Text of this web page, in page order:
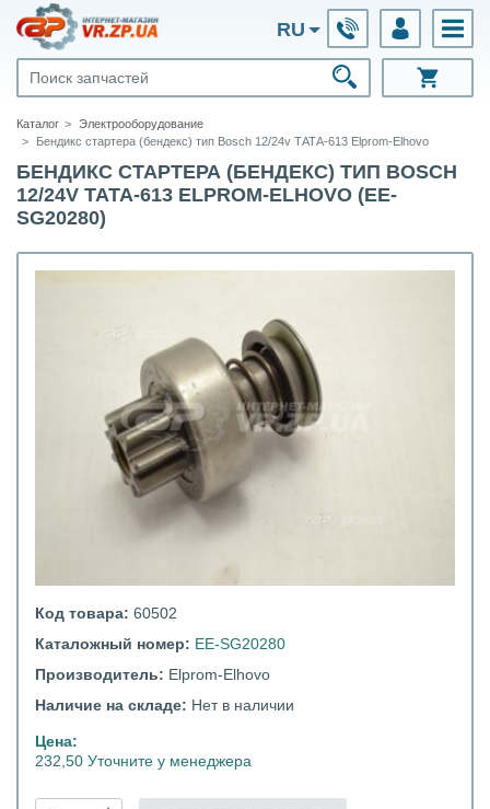
RU
Каталог
Электрооборудование
Бендикс стартера (бендекс) тип Bosch 12/24v ТАТА-613 Elprom-Elhovo
БЕНДИКС СТАРТЕРА (БЕНДЕКС) ТИП BOSCH
12/24V ТАТА-613 ELPROM-ELHOVO (ЕЕ-
SG20280)
Код товара: 60502
Каталожный номер: ЕЕ-SG20280
Производитель: Elprom-Elhovo
Наличие на складе: Нет в наличии
Цена:
232,50 Уточните у менеджера